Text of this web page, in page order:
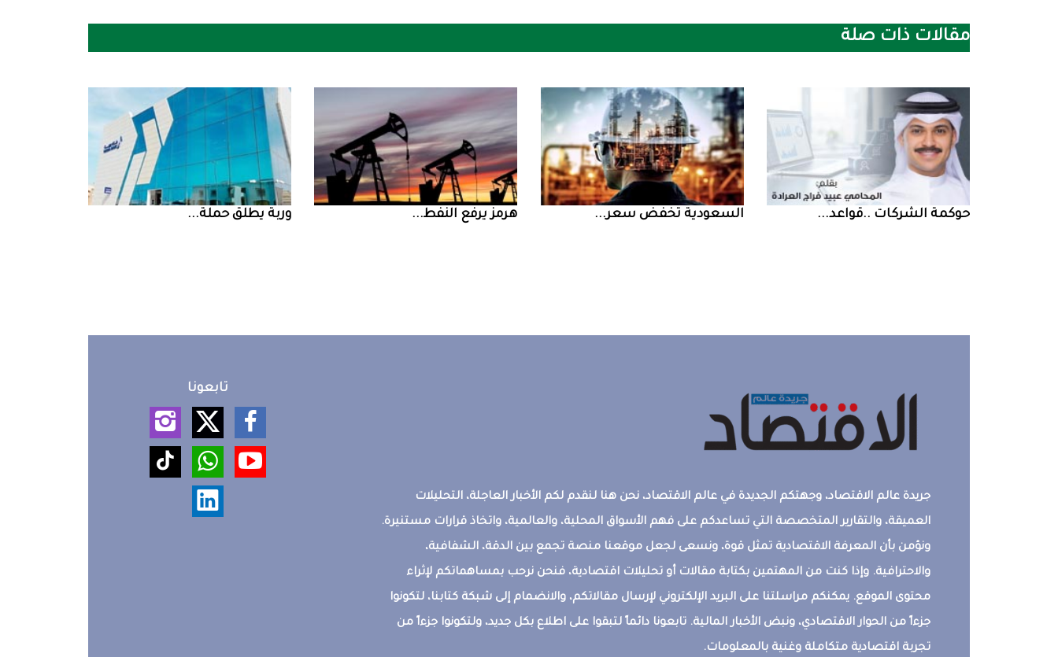
مقالات ذات صلة
حوكمة‭ ‬الشركات‭.. ‬قواعد‭ ... السعودية‭ ‬تخفض‭ ‬سعر‭ ... ‮‬هرمز‮‬‭ ‬يرفع‭ ‬النفط‭ ... ‮‬وربة‮‬‭ ‬يطلق‭ ‬حملة‭ ...
جريدة عالم الاقتصاد، وجهتكم الجديدة في عالم الاقتصاد، نحن هنا لنقدم لكم الأخبار العاجلة، التحليلات
العميقة، والتقارير المتخصصة التي تساعدكم على فهم الأسواق المحلية، والعالمية، واتخاذ قرارات مستنيرة.
ونؤمن بأن المعرفة الاقتصادية تمثل قوة، ونسعى لجعل موقعنا منصة تجمع بين الدقة، الشفافية،
والاحترافية. وإذا كنت من المهتمين بكتابة مقالات أو تحليلات اقتصادية، فنحن نرحب بمساهماتكم لإثراء
محتوى الموقع. يمكنكم مراسلتنا على البريد الإلكتروني لإرسال مقالاتكم، والانضمام إلى شبكة كتابنا، لتكونوا
جزءاً من الحوار الاقتصادي، ونبض الأخبار المالية. تابعونا دائماً لتبقوا على اطلاع بكل جديد، ولتكونوا جزءاً من
تجربة اقتصادية متكاملة وغنية بالمعلومات.
تابعونا